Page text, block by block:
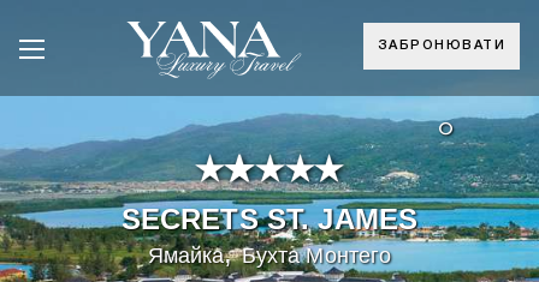
ЗАБРОНЮВАТИ
°
SECRETS ST. JAMES
Ямайка,Бухта Монтего